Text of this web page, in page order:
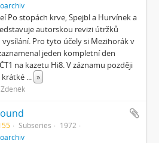
Po stopách krve, Spejbl a Hurvínek a
autorskou revizi útržků
Pro tyto účely si Mezihorák v
jeden kompletní den
na kazetu Hi8. V záznamu později
krátké ... »
Subseries
1972